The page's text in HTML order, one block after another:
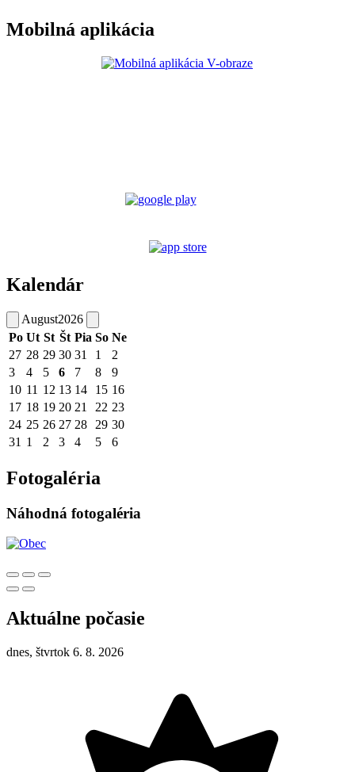
Mobilná aplikácia
Kalendár
August2026
Po Ut St Št Pia So Ne
27 28 29 30 31 1
2
3
4 5 6 7 8
9
10 11 12 13 14 15 16
17 18 19 20 21 22 23
24 25 26 27 28 29 30
31 1 2 3 4 5 6
Fotogaléria
Náhodná fotogaléria
Aktuálne počasie
dnes, štvrtok 6. 8. 2026